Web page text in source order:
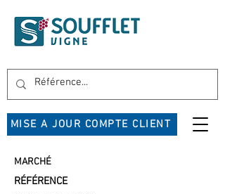
MISE A JOUR COMPTE CLIENT
MARCHÉ
RÉFÉRENCE